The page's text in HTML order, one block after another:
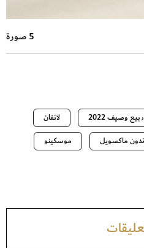
5 صورة
ربيع وصيف 2022
لانفان
ماكسويل
موسكينو